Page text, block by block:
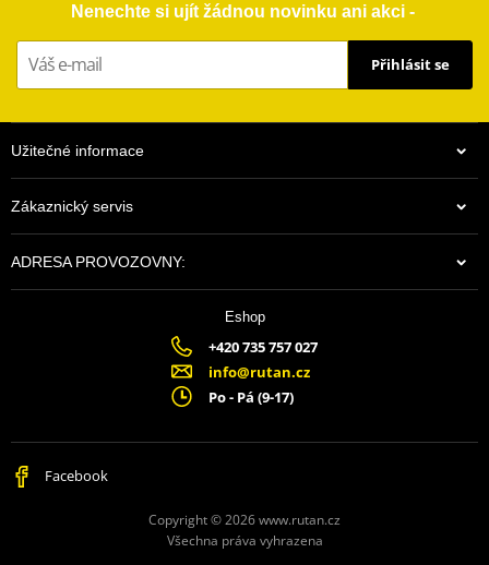
Nenechte si ujít žádnou novinku ani akci -
Přihlásit se
Užitečné informace
Zákaznický servis
ADRESA PROVOZOVNY:
Eshop
+420 735 757 027
info@rutan.cz
Po - Pá (9-17)
Facebook
Copyright © 2026 www.rutan.cz
Všechna práva vyhrazena